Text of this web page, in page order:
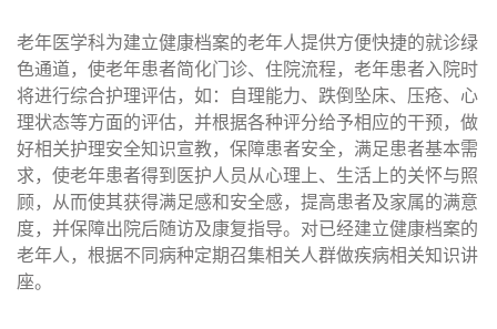
老年医学科为建立健康档案的老年人提供方便快捷的就诊绿
色通道，使老年患者简化门诊、住院流程，老年患者入院时
将进行综合护理评估，如：自理能力、跌倒坠床、压疮、心
理状态等方面的评估，并根据各种评分给予相应的干预，做
好相关护理安全知识宣教，保障患者安全，满足患者基本需
求，使老年患者得到医护人员从心理上、生活上的关怀与照
顾，从而使其获得满足感和安全感，提高患者及家属的满意
度，并保障出院后随访及康复指导。对已经建立健康档案的
老年人，根据不同病种定期召集相关人群做疾病相关知识讲
座。